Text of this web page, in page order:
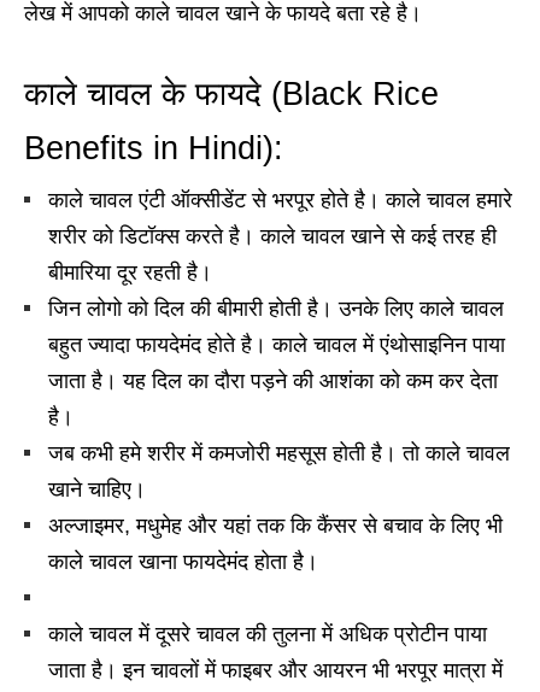
लेख में आपको काले चावल खाने के फायदे बता रहे है ।
काले चावल के फायदे (Black Rice
Benefits in Hindi):
काले चावल एंटी ऑक्सीडेंट से भरपूर होते है । काले चावल हमारे
शरीर को डिटॉक्स करते है । काले चावल खाने से कई तरह ही
बीमारिया दूर रहती है ।
जिन लोगो को दिल की बीमारी होती है । उनके लिए काले चावल
बहुत ज्यादा फायदेमंद होते है । काले चावल में एंथोसाइनिन पाया
जाता है । यह दिल का दौरा पड़ने की आशंका को कम कर देता
है ।
जब कभी हमे शरीर में कमजोरी महसूस होती है। तो काले चावल
खाने चाहिए ।
अल्जाइमर, मधुमेह और यहां तक कि कैंसर से बचाव के लिए भी
काले चावल खाना फायदेमंद होता है ।
काले चावल में दूसरे चावल की तुलना में अधिक प्रोटीन पाया
जाता है । इन चावलों में फाइबर और आयरन भी भरपूर मात्रा में